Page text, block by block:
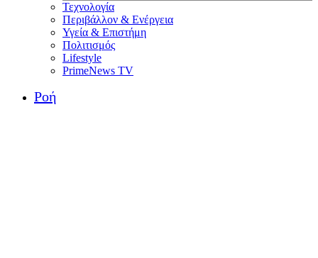
Τεχνολογία
Περιβάλλον & Ενέργεια
Υγεία & Επιστήμη
Πολιτισμός
Lifestyle
PrimeNews TV
Ροή